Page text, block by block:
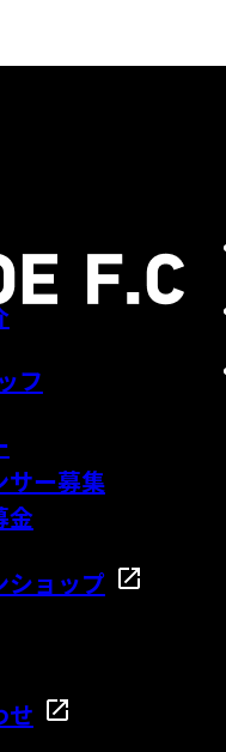
フ
サー募集
金
ショップ
せ